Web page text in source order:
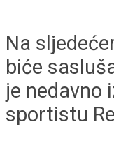
Na
biće
je nedavno
sportistu